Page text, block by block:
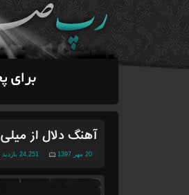
آهنگ دلال از میلی
20 مهر 1397 24,251 بازدید